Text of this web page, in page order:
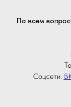
По всем
Соцсети: